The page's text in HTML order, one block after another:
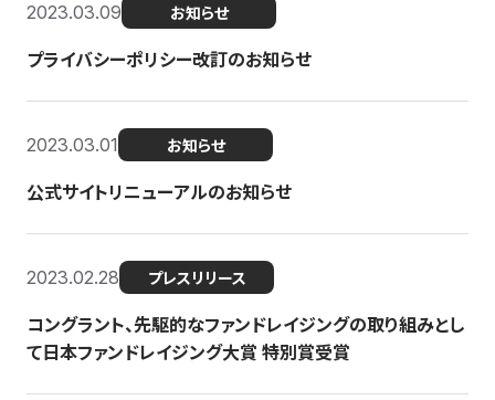
2023.03.09 お知らせ
プライバシーポリシー改訂のお知らせ
2023.03.01 お知らせ
公式サイトリニューアルのお知らせ
2023.02.28 プレスリリース
コングラント、先駆的なファンドレイジングの取り組みとし
て日本ファンドレイジング大賞 特別賞受賞